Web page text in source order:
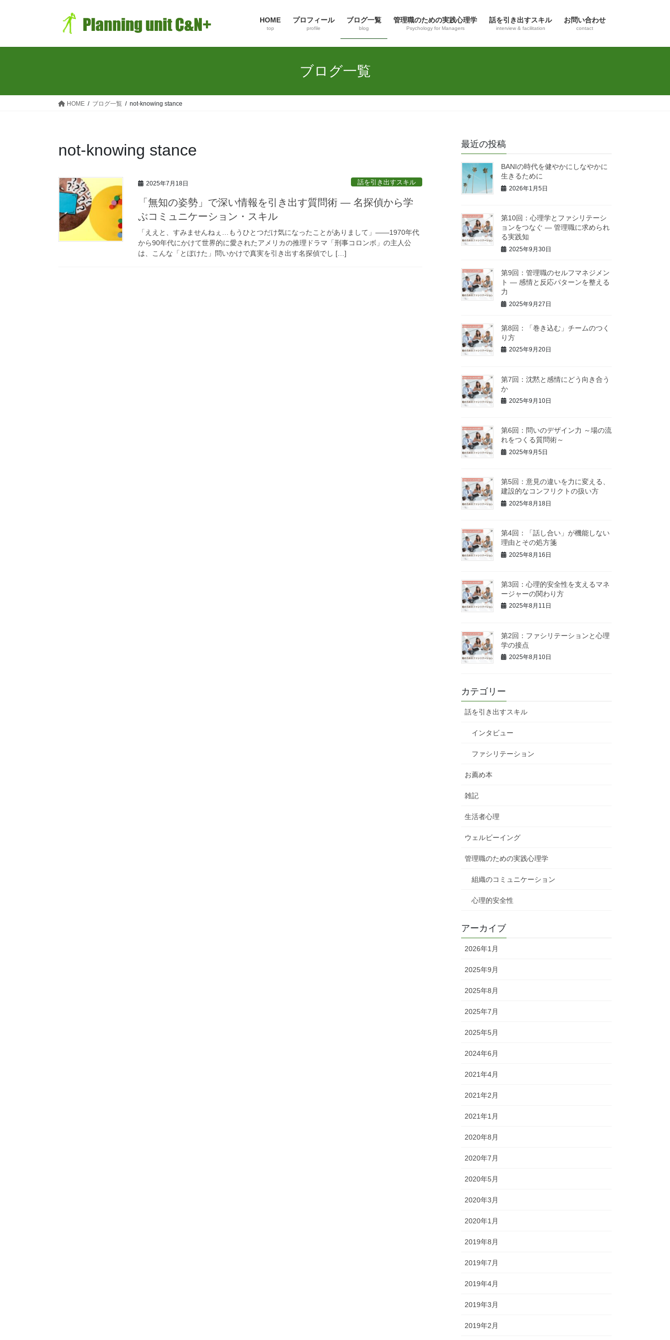
HOME
top
プロフィール
profile
ブログ一覧
blog
管理職のための実践心理学
Psychology for Managers
話を引き出すスキル
interview & facilitation
お問い合わせ
contact
ブログ一覧
HOME ブログ一覧 not-knowing stance
not-knowing stance
2025年7月18日 話を引き出すスキル
「無知の姿勢」で深い情報を引き出す質問術 ― 名探偵から学
ぶコミュニケーション・スキル
「ええと、すみませんねぇ…もうひとつだけ気になったことがありまして」——1970年代
から90年代にかけて世界的に愛されたアメリカの推理ドラマ「刑事コロンボ」の主人公
は、こんな「とぼけた」問いかけで真実を引き出す名探偵でし […]
最近の投稿
BANIの時代を健やかにしなやかに
生きるために
2026年1月5日
第10回：心理学とファシリテーシ
ョンをつなぐ ― 管理職に求められ
る実践知
2025年9月30日
第9回：管理職のセルフマネジメン
ト ― 感情と反応パターンを整える
力
2025年9月27日
第8回：「巻き込む」チームのつく
り方
2025年9月20日
第7回：沈黙と感情にどう向き合う
か
2025年9月10日
第6回：問いのデザイン力 ～場の流
れをつくる質問術～
2025年9月5日
第5回：意見の違いを力に変える、
建設的なコンフリクトの扱い方
2025年8月18日
第4回：「話し合い」が機能しない
理由とその処方箋
2025年8月16日
第3回：心理的安全性を支えるマネ
ージャーの関わり方
2025年8月11日
第2回：ファシリテーションと心理
学の接点
2025年8月10日
カテゴリー
話を引き出すスキル
インタビュー
ファシリテーション
お薦め本
雑記
生活者心理
ウェルビーイング
管理職のための実践心理学
組織のコミュニケーション
心理的安全性
アーカイブ
2026年1月
2025年9月
2025年8月
2025年7月
2025年5月
2024年6月
2021年4月
2021年2月
2021年1月
2020年8月
2020年7月
2020年5月
2020年3月
2020年1月
2019年8月
2019年7月
2019年4月
2019年3月
2019年2月